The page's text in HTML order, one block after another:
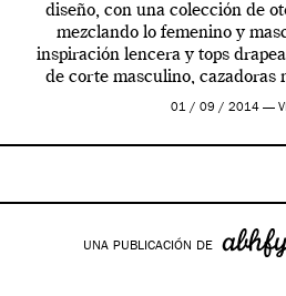
diseño, con una colección de
mezclando lo femenino y
inspiración lencera y tops
de corte masculino, cazadoras
frente de la
01 / 09 / 2014 —
UNA PUBLICACIÓN DE